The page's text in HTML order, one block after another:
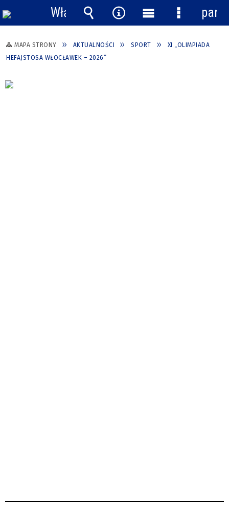
MAPA STRONY AKTUALNOŚCI SPORT
XI „OLIMPIADA
HEFAJSTOSA WŁOCŁAWEK – 2026”
Włącz
powiadomienia
Wyszukiwarka
Narzędzia
Menu
główne
Menu
panel